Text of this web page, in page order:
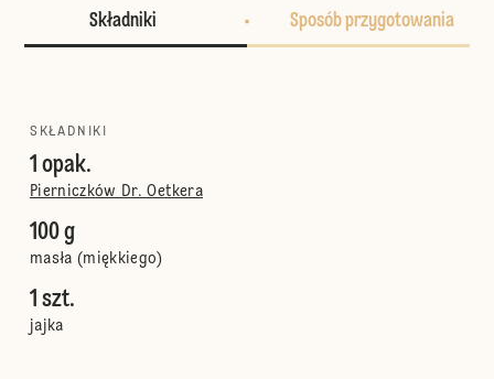
Składniki Sposób przygotowania
SKŁADNIKI
1 opak.
Pierniczków Dr. Oetkera
100 g
masła (miękkiego)
1 szt.
jajka